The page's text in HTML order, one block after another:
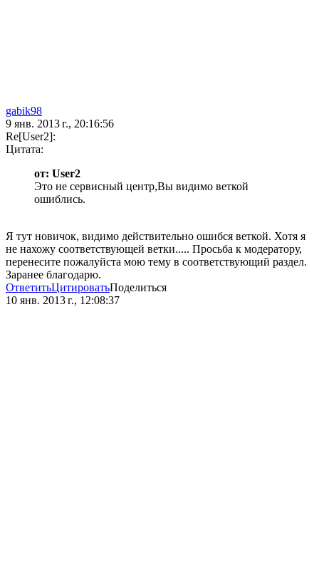
gabik98
9 янв. 2013 г., 20:16:56
Re[User2]:
Цитата:
от: User2
Это не сервисный центр,Вы видимо веткой
ошиблись.
Я тут новичок, видимо действительно ошибся веткой. Хотя я
не нахожу соответствующей ветки..... Просьба к модератору,
перенесите пожалуйста мою тему в соответствующий раздел.
Заранее благодарю.
ОтветитьЦитироватьПоделиться
10 янв. 2013 г., 12:08:37